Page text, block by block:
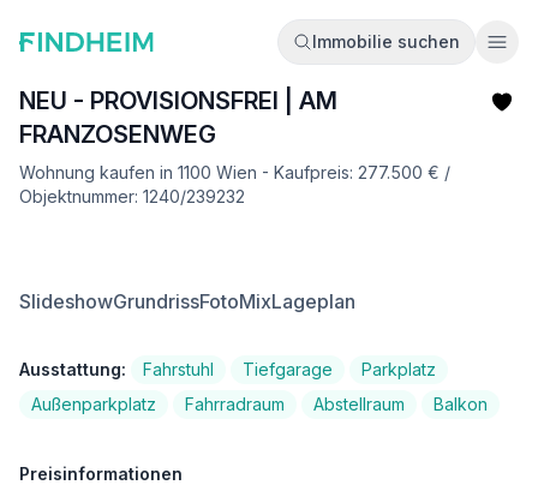
Immobilie suchen
NEU - PROVISIONSFREI | AM
FRANZOSENWEG
Wohnung kaufen in 1100 Wien - Kaufpreis: 277.500 € /
Objektnummer: 1240/239232
SlideshowGrundrissFotoMixLageplan
Ausstattung: Fahrstuhl Tiefgarage
Parkplatz
Außenparkplatz
Fahrradraum Abstellraum Balkon
Preisinformationen